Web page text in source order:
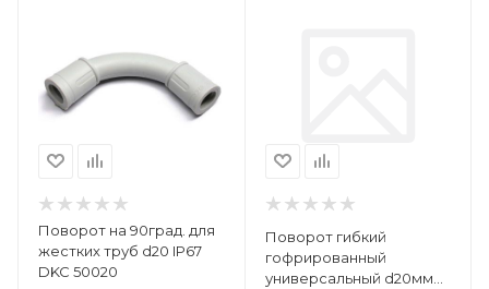
Поворот на 90град. для
жестких труб d20 IP67
DKC 50020
Поворот гибкий
гофрированный
универсальный d20мм